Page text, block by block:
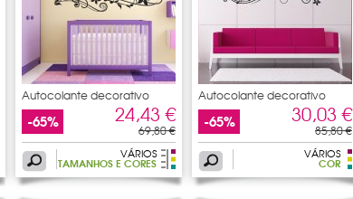
Autocolante decorativo
pauta
-65% 24,43 €
69,80 €
VÁRIOS
TAMANHOS E CORES
Autocolante decorativo
pauta
-65% 30,03 €
85,80 €
VÁRIOS
COR